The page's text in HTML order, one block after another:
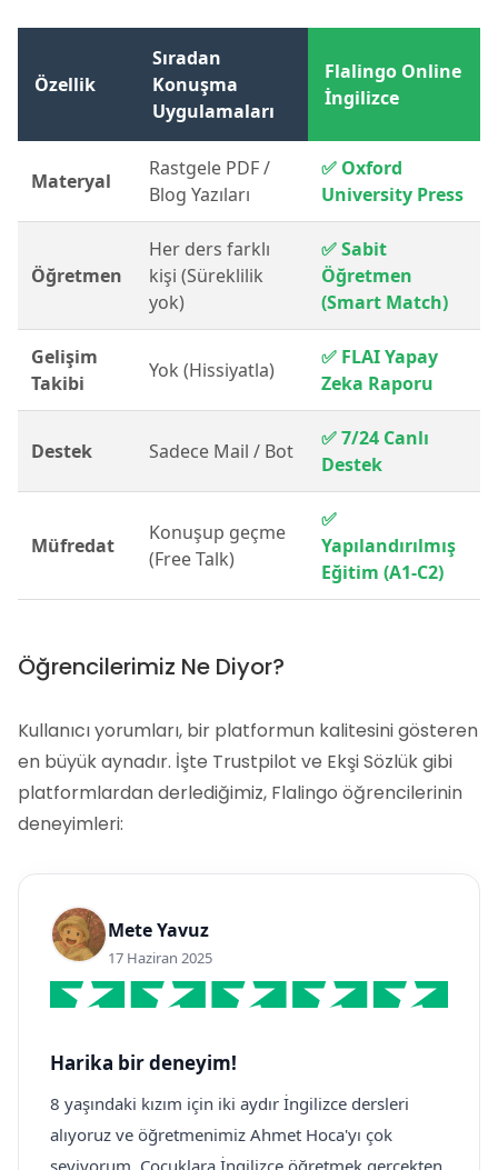
Özellik
Sıradan
Konuşma
Uygulamaları
Flalingo Online
İngilizce
Materyal
Rastgele PDF /
Blog Yazıları
✅ Oxford
University Press
Öğretmen
Her ders farklı
kişi (Süreklilik
yok)
✅ Sabit
Öğretmen
(Smart Match)
Gelişim
Takibi
Yok (Hissiyatla)
✅ FLAI Yapay
Zeka Raporu
Destek Sadece Mail / Bot
✅ 7/24 Canlı
Destek
Müfredat
Konuşup geçme
(Free Talk)
✅
Yapılandırılmış
Eğitim (A1-C2)
Öğrencilerimiz Ne Diyor?
Kullanıcı yorumları, bir platformun kalitesini gösteren
en büyük aynadır. İşte Trustpilot ve Ekşi Sözlük gibi
platformlardan derlediğimiz, Flalingo öğrencilerinin
deneyimleri:
Mete Yavuz
17 Haziran 2025
Harika bir deneyim!
8 yaşındaki kızım için iki aydır İngilizce dersleri
alıyoruz ve öğretmenimiz Ahmet Hoca'yı çok
seviyorum. Çocuklara İngilizce öğretmek gerçekten